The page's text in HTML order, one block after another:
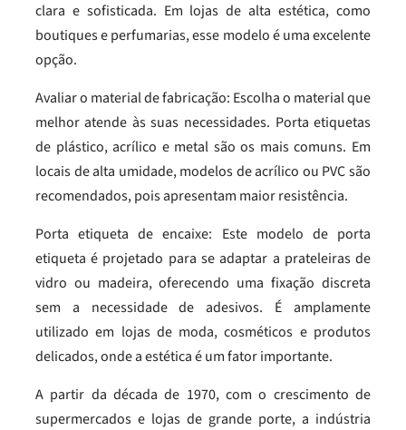
clara e sofisticada. Em lojas de alta estética, como
boutiques e perfumarias, esse modelo é uma excelente
opção.
Avaliar o material de fabricação: Escolha o material que
melhor atende às suas necessidades. Porta etiquetas
de plástico, acrílico e metal são os mais comuns. Em
locais de alta umidade, modelos de acrílico ou PVC são
recomendados, pois apresentam maior resistência.
Porta etiqueta de encaixe: Este modelo de porta
etiqueta é projetado para se adaptar a prateleiras de
vidro ou madeira, oferecendo uma fixação discreta
sem a necessidade de adesivos. É amplamente
utilizado em lojas de moda, cosméticos e produtos
delicados, onde a estética é um fator importante.
A partir da década de 1970, com o crescimento de
supermercados e lojas de grande porte, a indústria